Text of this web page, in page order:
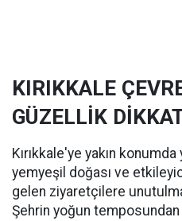
KIRIKKALE
GÜZELLİK
Kırıkkale'ye yakın
yemyeşil doğası ve
gelen ziyaretçilere
Şehrin yoğun